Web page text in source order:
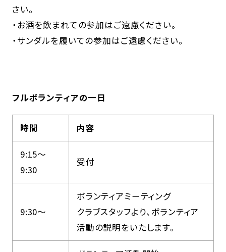
さい。
・お酒を飲まれての参加はご遠慮ください。
・サンダルを履いての参加はご遠慮ください。
フルボランティアの一日
時間 内容
9:15～
9:30
受付
9:30～
ボランティアミーティング
クラブスタッフより、ボランティア
活動の説明をいたします。